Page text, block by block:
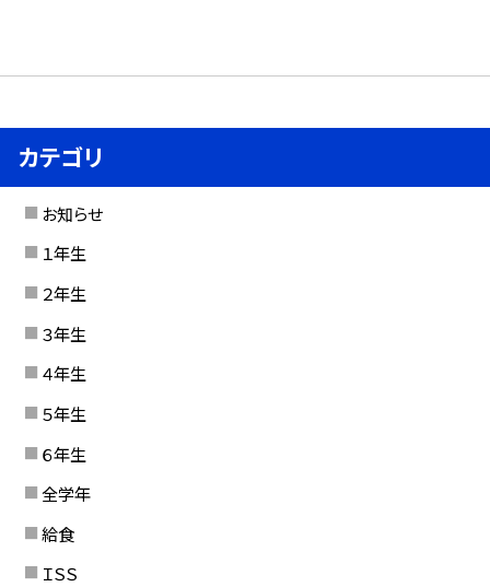
カテゴリ
お知らせ
１年生
２年生
３年生
４年生
５年生
６年生
全学年
給食
ＩＳＳ